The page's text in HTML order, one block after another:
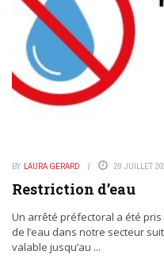
BY LAURA GERARD 29 JUILLET
Restriction d’eau
Un arrêté préfectoral a été pris
de l’eau dans notre secteur
valable jusqu’au ...